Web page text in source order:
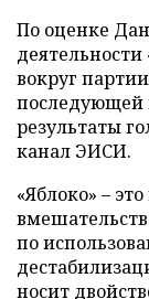
По оценке
деятельности
вокруг
последующей
результаты
канал ЭИСИ.
«Яблоко» –
по
носит